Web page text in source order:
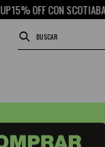
15% OFF CON SCOTIABANK